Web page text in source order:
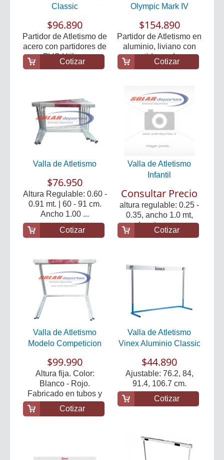
Classic
$96.890
Partidor de Atletismo de
acero con partidores de
PVC Util p...
Cotizar
Olympic Mark IV
$154.890
Partidor de Atletismo en
aluminio, liviano con
partidores de...
Cotizar
Valla de Atletismo
$76.950
Altura Regulable: 0.60 -
0.91 mt. | 60 - 91 cm.
Ancho 1.00 ...
Cotizar
Valla de Atletismo
Infantil
Consultar Precio
altura regulable: 0.25 -
0.35, ancho 1.0 mt,
madera impregna...
Cotizar
Valla de Atletismo
Modelo Competicion
$99.990
Altura fija. Color:
Blanco - Rojo.
Fabricado en tubos y
pe...
Cotizar
Valla de Atletismo
Vinex Aluminio Classic
$44.890
Ajustable: 76.2, 84,
91.4, 106.7 cm.
Cotizar